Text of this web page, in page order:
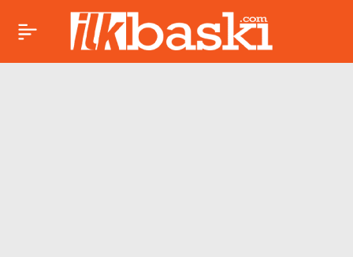
BİR SABAH ANAFORU